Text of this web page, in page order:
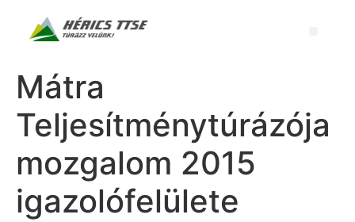
Mátra
Teljesítménytúrázója
mozgalom 2015
igazolófelülete